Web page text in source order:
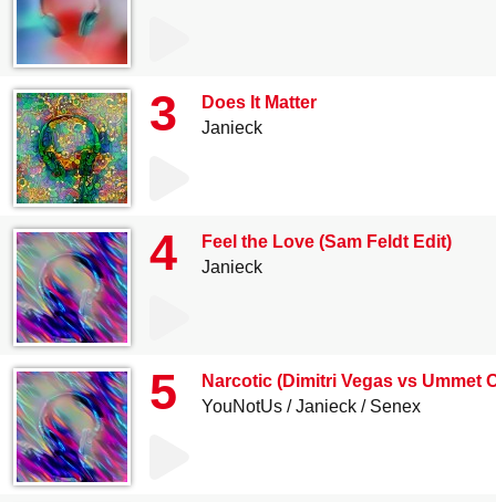
3
Does It Matter
Janieck
4
Feel the Love (Sam Feldt Edit)
Janieck
5
Narcotic (Dimitri Vegas vs Ummet
YouNotUs
Janieck Senex